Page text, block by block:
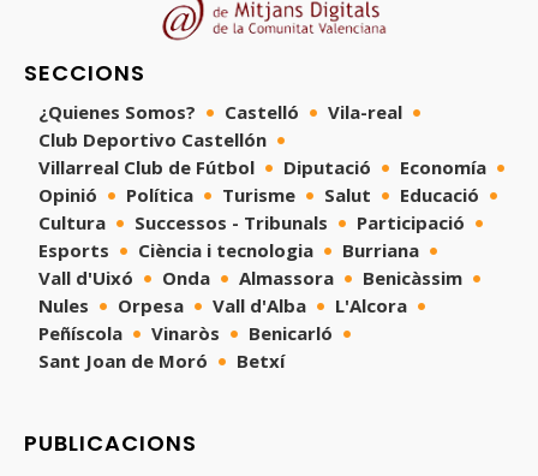
SECCIONS
¿Quienes Somos? Castelló
Vila-real
Club Deportivo Castellón
Villarreal Club de Fútbol
Diputació
Economía
Opinió
Política Turisme Salut
Educació
Cultura
Successos - Tribunals
Participació
Esports
Ciència i tecnologia
Burriana
Vall d'Uixó
Onda Almassora
Benicàssim
Nules
Orpesa Vall d'Alba
L'Alcora
Peñíscola
Vinaròs
Benicarló
Sant Joan de Moró
Betxí
PUBLICACIONS